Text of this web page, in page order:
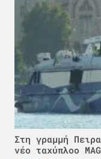
Στη γραμμή
νέο ταχύπλοο